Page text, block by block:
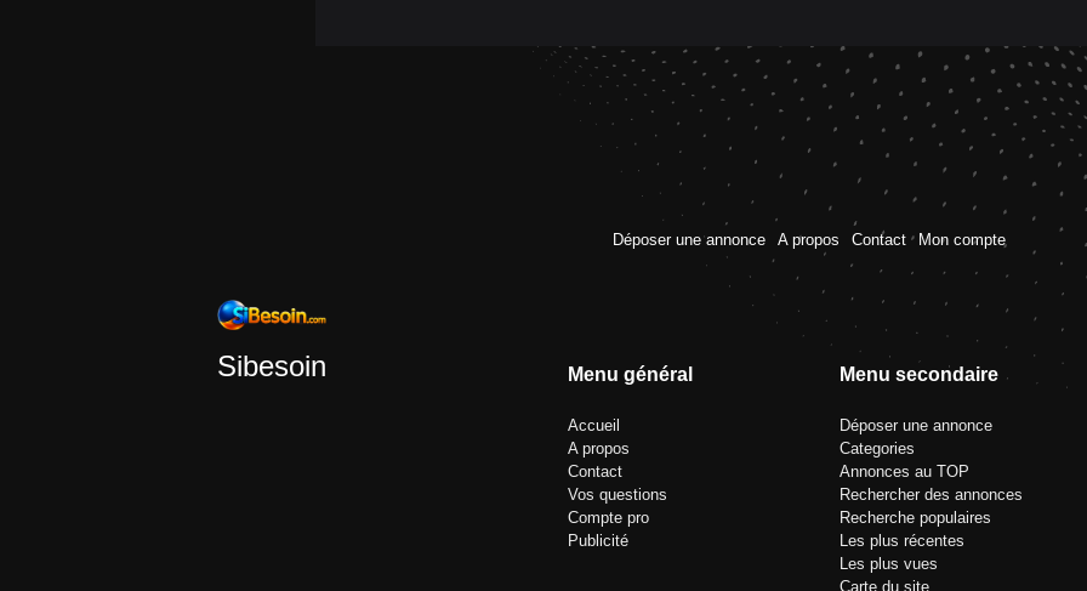
Déposer une annonce A propos Contact Mon compte
Sibesoin Menu général
Accueil
A propos
Contact
Vos questions
Compte pro
Publicité
Menu secondaire
Déposer une annonce
Categories
Annonces au TOP
Rechercher des annonces
Recherche populaires
Les plus récentes
Les plus vues
Carte du site